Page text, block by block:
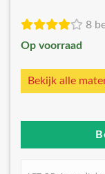
€19,02.
8
Op voorraad
Bekijk alle